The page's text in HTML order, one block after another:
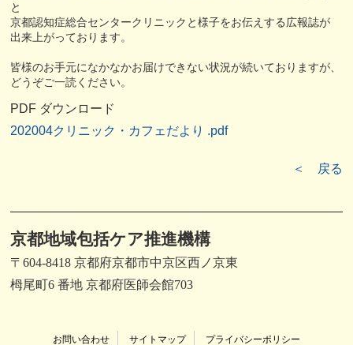
と
京都認知症総合センタークリニックと様子をお伝えする広報誌が
出来上がっております。
皆様のお手元になかなかお届けできない状況が続いておりますが、
どうぞご一読ください。
PDF ダウンロード
202004クリニック・カフェだより .pdf
＜ 戻る
京都地域包括ケア推進機構
〒604-8418 京都府京都市中京区西ノ京東
栂尾町6 番地 京都府医師会館703
お問い合わせ サイトマップ プライバシーポリシー